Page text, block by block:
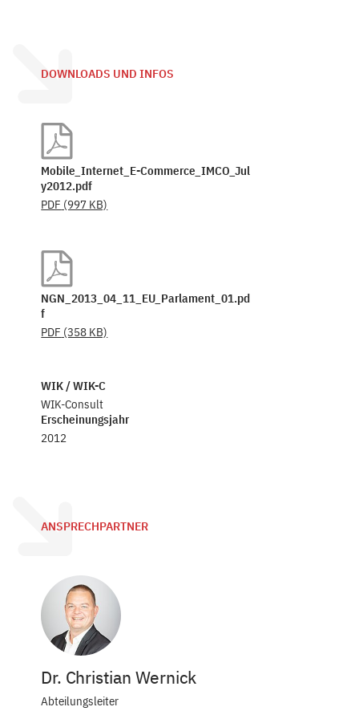
DOWNLOADS UND INFOS
Mobile_Internet_E-Commerce_IMCO_Jul
y2012.pdf
PDF (997 KB)
NGN_2013_04_11_EU_Parlament_01.pd
f
PDF (358 KB)
WIK / WIK-C
WIK-Consult
Erscheinungsjahr
2012
ANSPRECHPARTNER
Dr. Christian Wernick
Abteilungsleiter